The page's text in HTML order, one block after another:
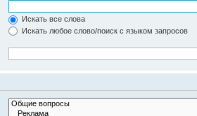
Искать все слова
Искать любое слово/поиск с языком запросов